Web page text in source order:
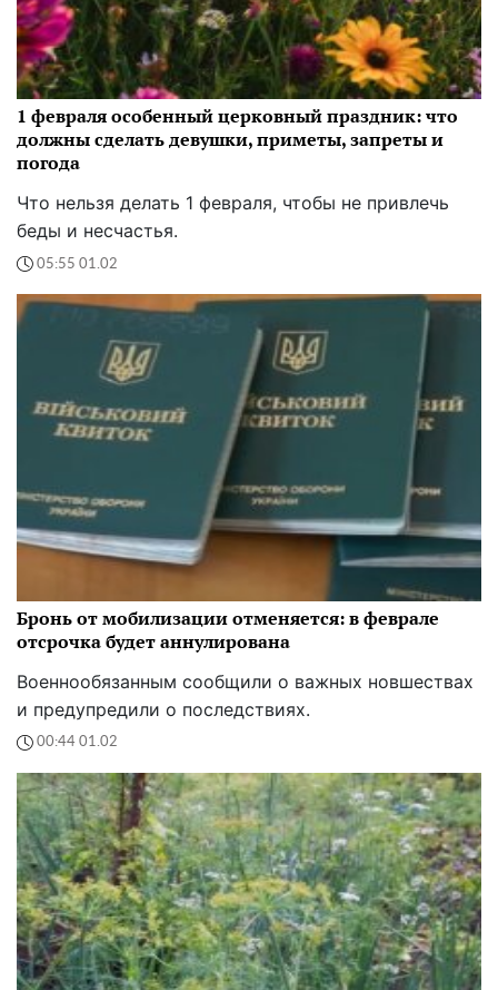
1 февраля особенный церковный праздник: что
должны сделать девушки, приметы, запреты и
погода
Что нельзя делать 1 февраля, чтобы не привлечь
беды и несчастья.
05:55 01.02
Бронь от мобилизации отменяется: в феврале
отсрочка будет аннулирована
Военнообязанным сообщили о важных новшествах
и предупредили о последствиях.
00:44 01.02